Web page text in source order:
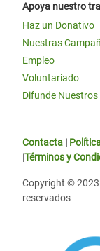
Apoya nuestro
Haz un Donativo
Nuestras
Empleo
Voluntariado
Difunde
Contacta |
|Términos y
Copyright ©
reservados